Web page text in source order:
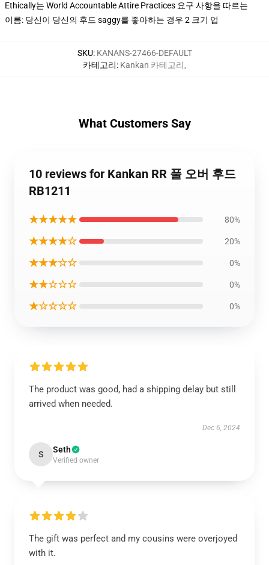
Ethically는 World Accountable Attire Practices 요구 사항을 따르는
이름: 당신이 당신의 후드 saggy를 좋아하는 경우 2 크기 업
SKU: KANANS-27466-DEFAULT
카테고리: Kankan 카테고리,
What Customers Say
10 reviews for Kankan RR 풀 오버 후드
RB1211
★★★★★ 80%
★★★★☆ 20%
★★★☆☆ 0%
★★☆☆☆ 0%
★☆☆☆☆ 0%
The product was good, had a shipping delay but still
arrived when needed.
Dec 6, 2024
S Seth
Verified owner
The gift was perfect and my cousins were overjoyed
with it.